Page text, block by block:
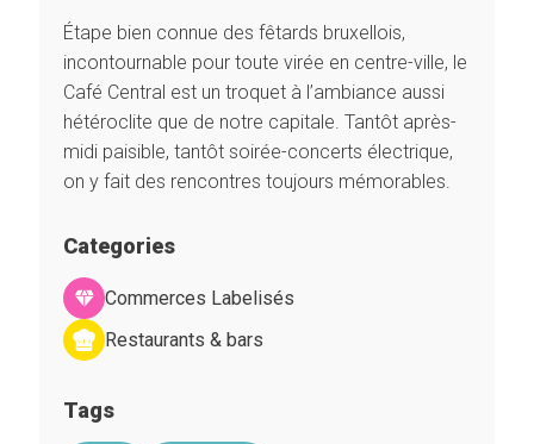
Étape bien connue des fêtards bruxellois,
incontournable pour toute virée en centre-ville, le
Café Central est un troquet à l’ambiance aussi
hétéroclite que de notre capitale. Tantôt après-
midi paisible, tantôt soirée-concerts électrique,
on y fait des rencontres toujours mémorables.
Categories
Commerces Labelisés
Restaurants & bars
Tags